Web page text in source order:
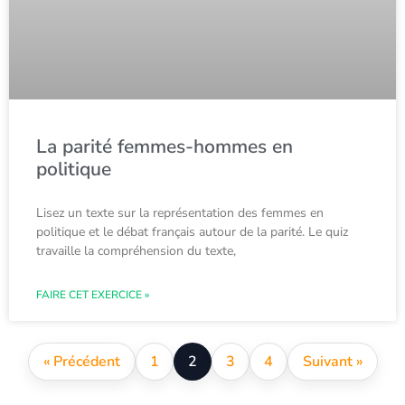
La parité femmes-hommes en
politique
Lisez un texte sur la représentation des femmes en
politique et le débat français autour de la parité. Le quiz
travaille la compréhension du texte,
FAIRE CET EXERCICE »
« Précédent 1 2 3 4 Suivant »